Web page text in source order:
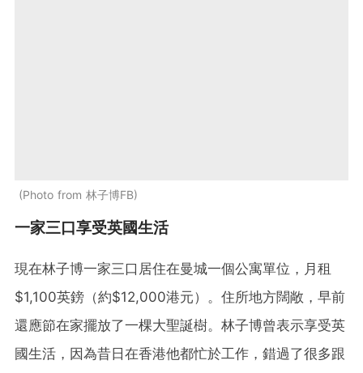
Photo from 林子博FB
一家三口享受英國生活
現在林子博一家三口居住在曼城一個公寓單位，月租
$1,100英鎊（約$12,000港元）。住所地方闊敞，早前
還應節在家擺放了一棵大聖誕樹。林子博曾表示享受英
國生活，因為昔日在香港他都忙於工作，錯過了很多跟